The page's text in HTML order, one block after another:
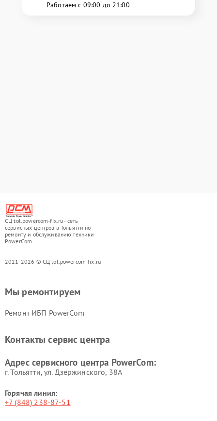
Работаем с 09:00 до 21:00
СЦ tol.powercom-fix.ru - сеть
сервисных центров в Тольятти по
ремонту и обслуживанию техники
PowerCom
2021-2026 © СЦ tol.powercom-fix.ru
Мы ремонтируем
Ремонт ИБП PowerCom
Контакты сервис центра
Адрес сервисного центра PowerCom:
г. Тольятти, ул. Дзержинского, 38А
Горячая линия:
+7 (848) 238-87-51